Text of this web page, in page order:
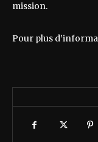
mission.
Pour plus